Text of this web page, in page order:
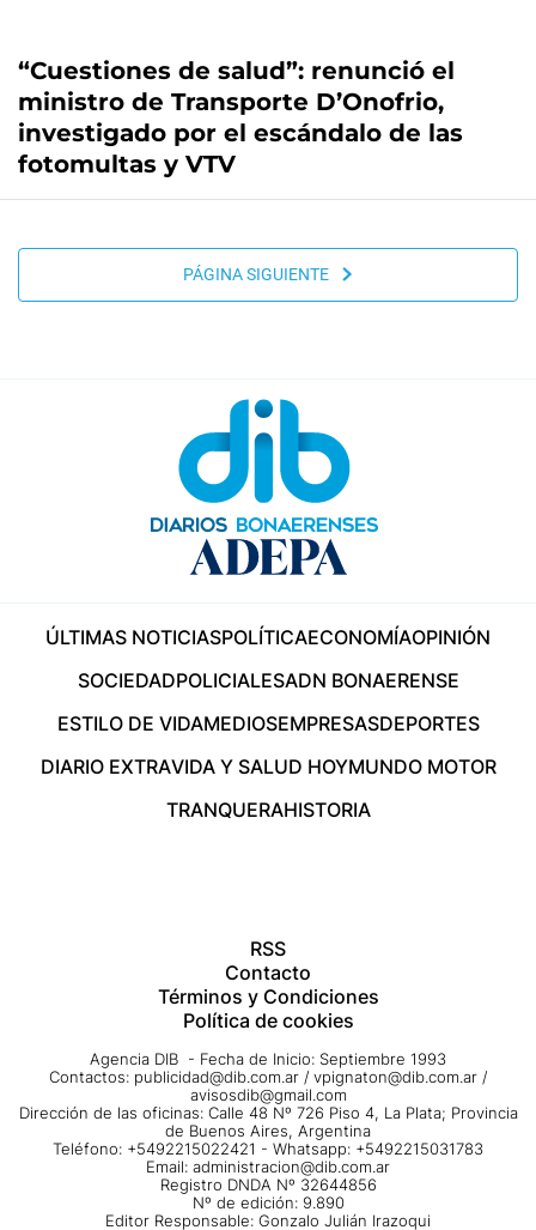
“Cuestiones de salud”: renunció el
ministro de Transporte D’Onofrio,
investigado por el escándalo de las
fotomultas y VTV
PÁGINA SIGUIENTE
ÚLTIMAS NOTICIASPOLÍTICAECONOMÍAOPINIÓN
SOCIEDADPOLICIALESADN BONAERENSE
ESTILO DE VIDAMEDIOSEMPRESASDEPORTES
DIARIO EXTRAVIDA Y SALUD HOYMUNDO MOTOR
TRANQUERAHISTORIA
RSS
Contacto
Términos y Condiciones
Política de cookies
Agencia DIB - Fecha de Inicio: Septiembre 1993
Contactos: publicidad@dib.com.ar / vpignaton@dib.com.ar /
avisosdib@gmail.com
Dirección de las oficinas: Calle 48 Nº 726 Piso 4, La Plata; Provincia
de Buenos Aires, Argentina
Teléfono: +5492215022421 - Whatsapp: +5492215031783
Email: administracion@dib.com.ar
Registro DNDA Nº 32644856
Nº de edición: 9.890
Editor Responsable: Gonzalo Julián Irazoqui